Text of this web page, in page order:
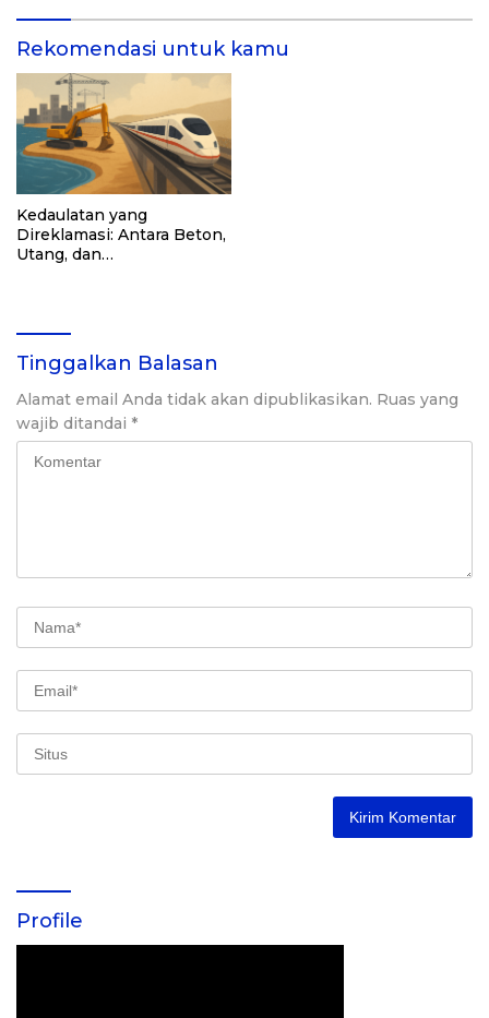
Rekomendasi untuk kamu
Kedaulatan yang
Direklamasi: Antara Beton,
Utang, dan
Tinggalkan Balasan
Alamat email Anda tidak akan dipublikasikan. Ruas yang
wajib ditandai *
Profile